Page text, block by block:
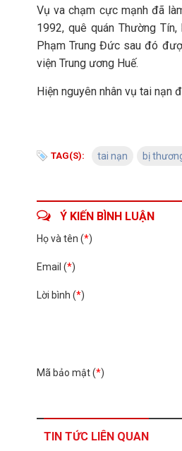
Vụ va chạm cực mạnh đã
1992, quê quán Thường
Phạm Trung Đức sau đó
viện Trung ương Huế.
Hiện nguyên nhân vụ tai nạn
TAG(S): tai nạn bị
Ý KIẾN BÌNH LUẬN
Họ và tên (*)
Email (*)
Lời bình (*)
Mã bảo mật (*)
TIN TỨC LIÊN QUAN